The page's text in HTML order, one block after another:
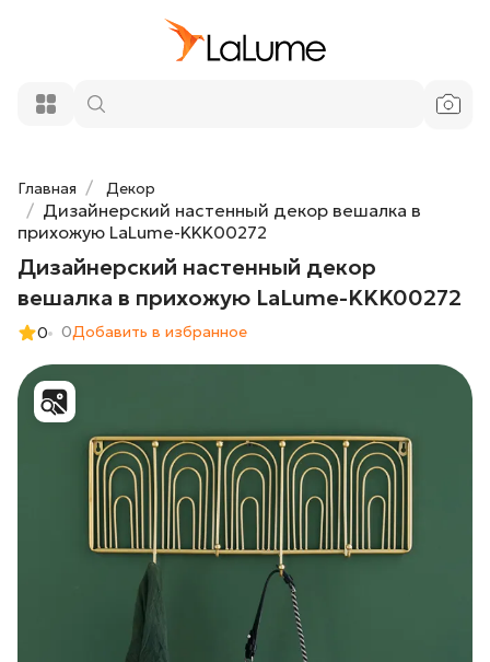
Главная Декор
Дизайнерский настенный декор вешалка в
прихожую LaLume-KKK00272
Дизайнерский настенный декор
вешалка в прихожую LaLume-KKK00272
0 0Добавить в избранное
в прихожую LaLume-KKK00272